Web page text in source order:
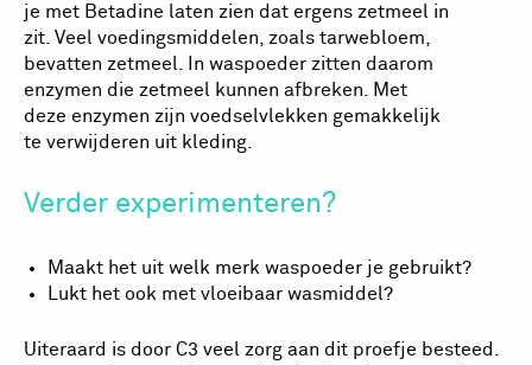
je met Betadine laten zien dat ergens zetmeel in
zit. Veel voedingsmiddelen, zoals tarwebloem,
bevatten zetmeel. In waspoeder zitten daarom
enzymen die zetmeel kunnen afbreken. Met
deze enzymen zijn voedselvlekken gemakkelijk
te verwijderen uit kleding.
Verder experimenteren?
Maakt het uit welk merk waspoeder je gebruikt?
Lukt het ook met vloeibaar wasmiddel?
Uiteraard is door C3 veel zorg aan dit proefje besteed.